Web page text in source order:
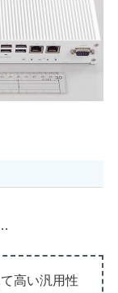
高い汎用性